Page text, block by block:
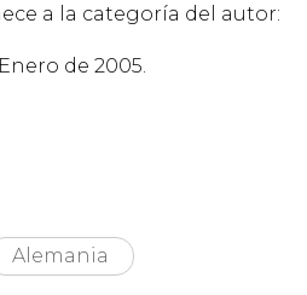
a la categoría del autor:
de 2005.
Alemania